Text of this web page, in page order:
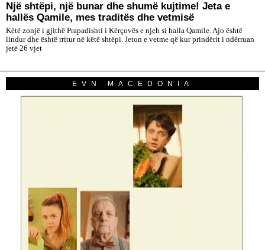
Një shtëpi, një bunar dhe shumë kujtime! Jeta e
hallës Qamile, mes traditës dhe vetmisë
Këtë zonjë i gjithë Prapadishti i Kërçovës e njeh si halla Qamile. Ajo është
lindur dhe është rritur në këtë shtëpi. Jeton e vetme që kur prindërit i ndërruan
jetë 26 vjet
EVN MACEDONIA